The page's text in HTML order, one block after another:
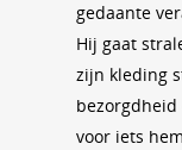
gedaante
Hij gaat
zijn kleding
voor iets